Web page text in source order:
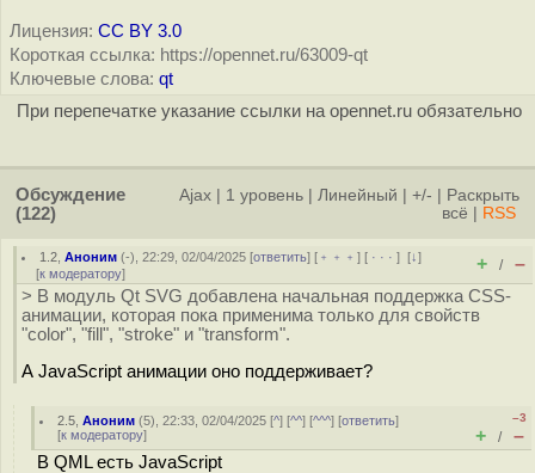
Лицензия: CC BY 3.0
Короткая ссылка: https://opennet.ru/63009-qt
Ключевые слова: qt
При перепечатке указание ссылки на opennet.ru обязательно
Обсуждение
(122)
Ajax 1 уровень Линейный +/-
Раскрыть
всё
RSS
1.2 ,Аноним (-), 22:29, 02/04/2025 [ответить] [ ﹢﹢﹢] [ · · ·][↓]
[к модератору] + / –
> В модуль Qt SVG добавлена начальная поддержка CSS-
анимации, которая пока применима только для свойств
"color", "fill", "stroke" и "transform".
А JavaScript анимации оно поддерживает?
2.5 ,Аноним (5), 22:33, 02/04/2025 [^] [^^] [^^^] [ответить]
[к модератору]
–3
+ / –
В QML есть JavaScript